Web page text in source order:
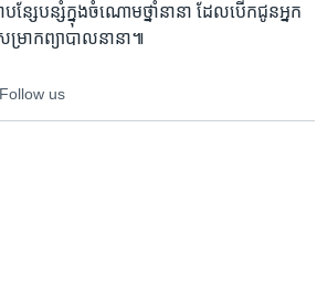
បន្សែ​បន្សំ​ក្នុង​ចំណោមថ្នាំនានា​ ដែល​បើក​ជូន​អ្នក​
ាក​ព្យាបាល​នានា៕
Follow us